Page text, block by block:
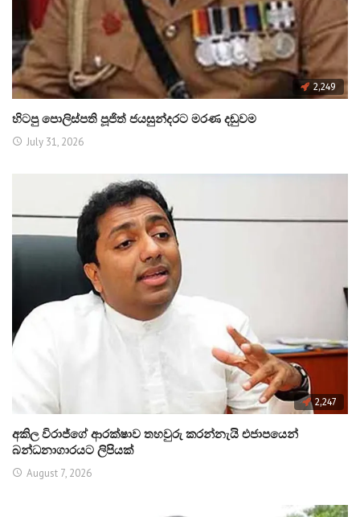
2,249
හිටපු පොලිස්පති පූජිත් ජයසුන්දරට මරණ දඬුවම
July 31, 2026
2,247
අකිල විරාජ්ගේ ආරක්ෂාව තහවුරු කරන්නැයි එජාපයෙන්
බන්ධනාගාරයට ලිපියක්
August 7, 2026